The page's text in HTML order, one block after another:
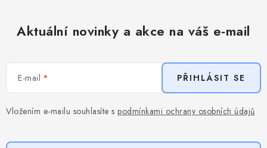
Aktuální novinky a akce na váš e-mail
E-mail
Vložením e-mailu souhlasíte s podmínkami ochrany osobních údajů
PŘIHLÁSIT SE